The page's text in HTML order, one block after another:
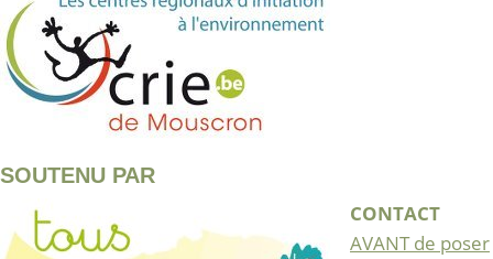
SOUTENU PAR
CONTACT
AVANT de poser